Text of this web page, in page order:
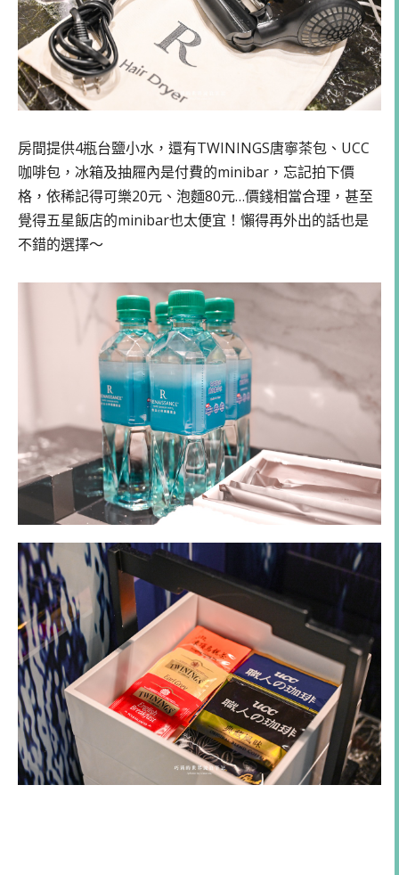
房間提供4瓶台鹽小水，還有TWININGS唐寧茶包、UCC
咖啡包，冰箱及抽屜內是付費的minibar，忘記拍下價
格，依稀記得可樂20元、泡麵80元…價錢相當合理，甚至
覺得五星飯店的minibar也太便宜！懶得再外出的話也是
不錯的選擇～